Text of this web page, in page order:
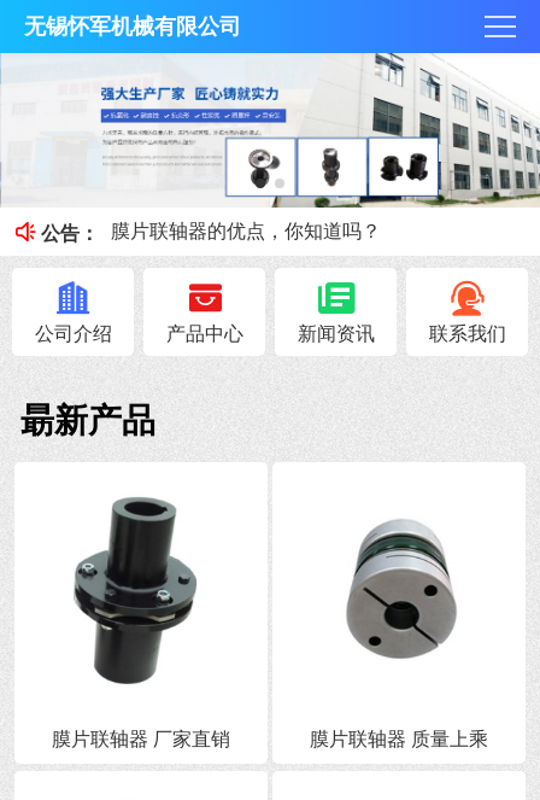
无锡怀军机械有限公司
公告：
膜片联轴器膜片的补偿原理，你知道吗？
梅花联轴器究竟是什么？
膜片联轴器的优点，你知道吗？
联轴器载荷情况及工作情况系数
联轴器安全性能避免与轴抱死的情况
公司介绍 产品中心 新闻资讯 联系我们
朂新产品
膜片联轴器 厂家直销 膜片联轴器 质量上乘